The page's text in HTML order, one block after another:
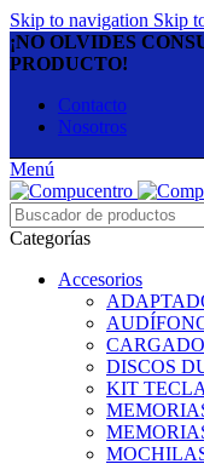
Skip to navigation Skip
¡NO OLVIDES
PRODUCTO!
Contacto
Nosotros
Menú
Categorías
Accesorios
DISCOS
KIT